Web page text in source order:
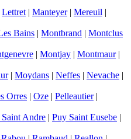
Lettret | Manteyer | Mereuil |
Bains | Montbrand | Montclus
| Montjay | Montmaur |
| Moydans | Neffes | Nevache |
Orres | Oze | Pelleautier |
Andre | Puy Saint Eusebe |